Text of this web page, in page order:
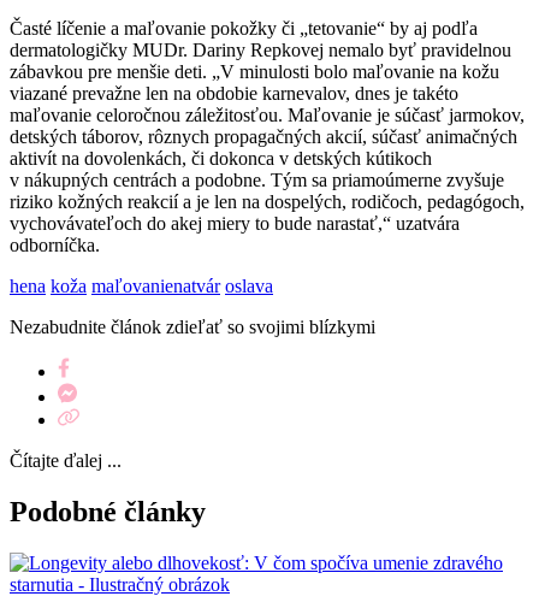
Časté líčenie a maľovanie pokožky či „tetovanie“ by aj podľa
dermatologičky MUDr. Dariny Repkovej nemalo byť pravidelnou
zábavkou pre menšie deti. „V minulosti bolo maľovanie na kožu
viazané prevažne len na obdobie karnevalov, dnes je takéto
maľovanie celoročnou záležitosťou. Maľovanie je súčasť jarmokov,
detských táborov, rôznych propagačných akcií, súčasť animačných
aktivít na dovolenkách, či dokonca v detských kútikoch
v nákupných centrách a podobne. Tým sa priamoúmerne zvyšuje
riziko kožných reakcií a je len na dospelých, rodičoch, pedagógoch,
vychovávateľoch do akej miery to bude narastať,“ uzatvára
odborníčka.
hena koža maľovanienatvár oslava
Nezabudnite článok zdieľať so svojimi blízkymi
Čítajte ďalej ...
Podobné články